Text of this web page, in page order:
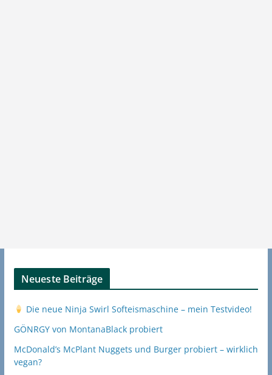
Neueste Beiträge
Die neue Ninja Swirl Softeismaschine – mein Testvideo!
GÖNRGY von MontanaBlack probiert
McDonald’s McPlant Nuggets und Burger probiert – wirklich
vegan?